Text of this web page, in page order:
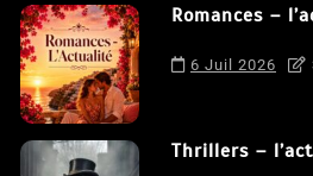
Romances –
6 Juil 2026
Thrillers –